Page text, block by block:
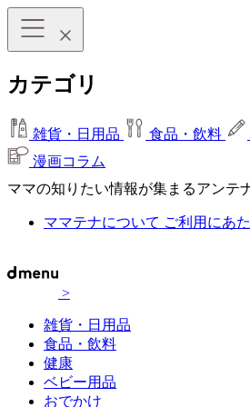
カテゴリ
雑貨・日用品 食品・飲料
漫画コラム
ママの知りたい情報が集まるアンテ
ママテナについて ご利用にあ
>
雑貨・日用品
食品・飲料
健康
ベビー用品
おでかけ